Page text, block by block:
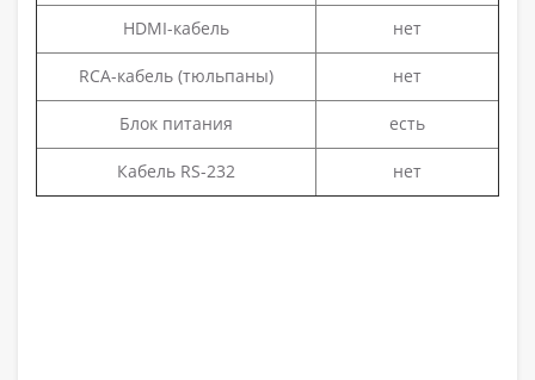
HDMI-кабель нет
RCA-кабель (тюльпаны) нет
Блок питания есть
Кабель RS-232 нет